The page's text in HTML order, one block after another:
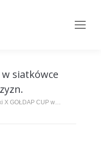
w siatkówce
X GOŁDAP CUP w…